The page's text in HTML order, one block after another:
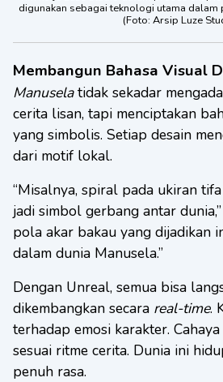
digunakan sebagai teknologi utama dalam
(Foto: Arsip Luze
Membangun Bahasa Visual
Manuselatidak sekadar
cerita lisan, tapi menciptakan
yang simbolis. Setiap desain
dari motif lokal.
“Misalnya, spiral pada ukiran
jadi simbol gerbang antar
pola akar bakau yang dijadikan
dalam dunia Manusela.”
Dengan Unreal, semua bisa
dikembangkan secara real-time.
terhadap emosi karakter.
sesuai ritme cerita. Dunia ini
penuh rasa.